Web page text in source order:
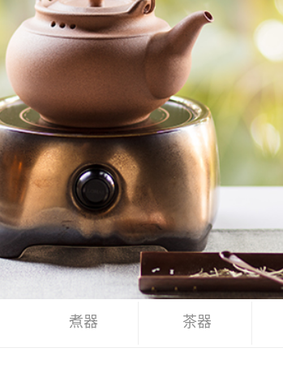
煮器 茶器